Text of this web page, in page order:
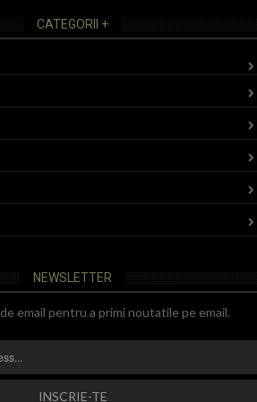
CATEGORII +
NEWSLETTER
email pentru a primi noutatile pe email.